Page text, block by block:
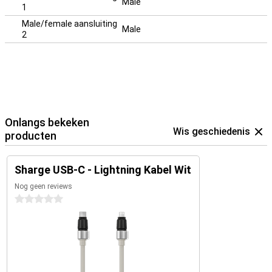
1
Male/female aansluiting
2
Male
Onlangs bekeken
producten
Wis geschiedenis
Sharge USB-C - Lightning Kabel Wit
Nog geen reviews
0 sterren